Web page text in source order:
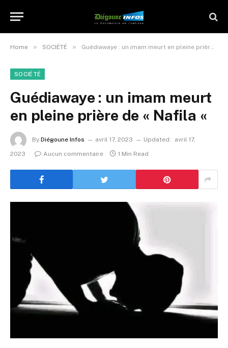
Home » SOCIÉTÉ » Guédiawaye : un imam meurt en pleine prière de « Nafila «
SOCIÉTÉ
Guédiawaye : un imam meurt
en pleine prière de « Nafila «
By Diégoune Infos avril 17, 2023 Updated:
avril 17,
2023
Aucun commentaire 1 Min Read